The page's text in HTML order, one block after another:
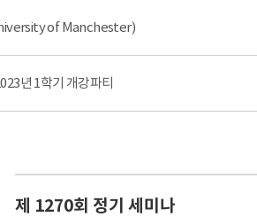
of Manchester)
년 1학기 개강파티
제 1270회 정기 세미나